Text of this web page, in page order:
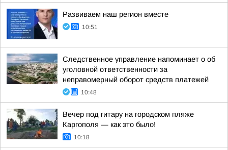
Развиваем наш регион вместе
10:51
Следственное управление напоминает о об
уголовной ответственности за
неправомерный оборот средств платежей
10:48
Вечер под гитару на городском пляже
Каргополя — как это было!
10:18